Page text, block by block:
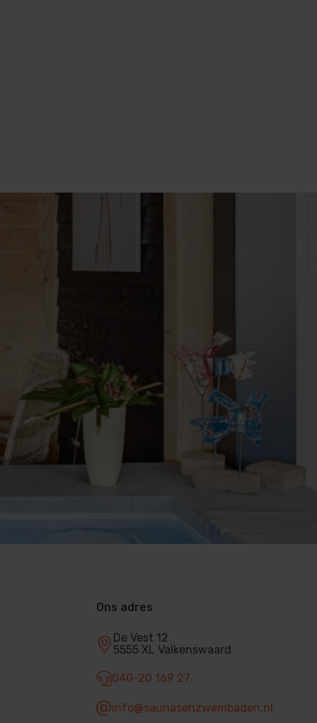
Ons adres
De Vest 12
5555 XL Valkenswaard
040-20 169 27
info@saunasenzwembaden.nl